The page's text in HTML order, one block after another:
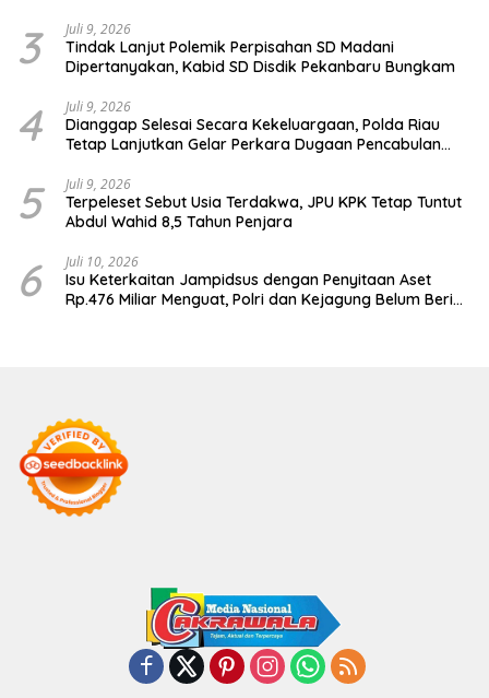
3 Juli 9, 2026
Tindak Lanjut Polemik Perpisahan SD Madani
Dipertanyakan, Kabid SD Disdik Pekanbaru Bungkam
4 Juli 9, 2026
Dianggap Selesai Secara Kekeluargaan, Polda Riau
Tetap Lanjutkan Gelar Perkara Dugaan Pencabulan
5 Juli 9, 2026
Terpeleset Sebut Usia Terdakwa, JPU KPK Tetap Tuntut
Abdul Wahid 8,5 Tahun Penjara
6 Juli 10, 2026
Isu Keterkaitan Jampidsus dengan Penyitaan Aset
Rp.476 Miliar Menguat, Polri dan Kejagung Belum Beri